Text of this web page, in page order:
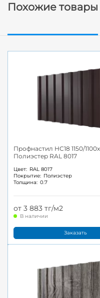
Похожие товары
Профнастил НС18 1150/
Полиэстер RAL 8017
Цвет: RAL 8017
Покрытие: Полиэстер
Толщина: 0.7
от 3 883 тг/м2
В наличии
Заказать